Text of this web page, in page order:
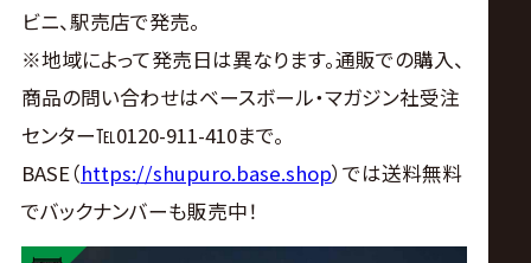
ビニ、駅売店で発売。
※地域によって発売日は異なります。通販での購入、
商品の問い合わせはベースボール・マガジン社受注
センター℡0120-911-410まで。
BASE（https://shupuro.base.shop）では送料無料
でバックナンバーも販売中！